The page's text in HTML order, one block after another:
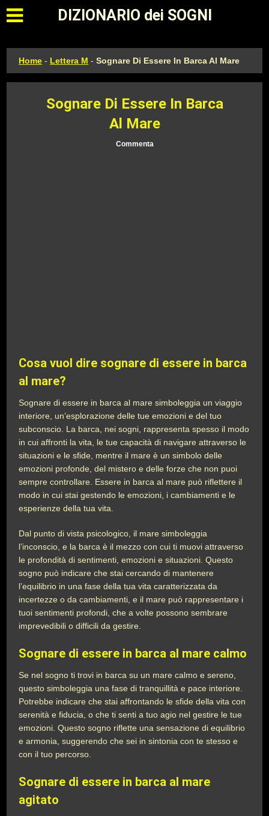
Apri il menu principale
DIZIONARIO dei SOGNI
Home - Lettera M -Sognare Di Essere In Barca Al Mare
Sognare Di Essere In Barca
Al Mare
Commenta
Cosa vuol dire sognare di essere in barca
al mare?
Sognare di essere in barca al mare simboleggia un viaggio
interiore, un’esplorazione delle tue emozioni e del tuo
subconscio. La barca, nei sogni, rappresenta spesso il modo
in cui affronti la vita, le tue capacità di navigare attraverso le
situazioni e le sfide, mentre il mare è un simbolo delle
emozioni profonde, del mistero e delle forze che non puoi
sempre controllare. Essere in barca al mare può riflettere il
modo in cui stai gestendo le emozioni, i cambiamenti e le
esperienze della tua vita.
Dal punto di vista psicologico, il mare simboleggia
l’inconscio, e la barca è il mezzo con cui ti muovi attraverso
le profondità di sentimenti, emozioni e situazioni. Questo
sogno può indicare che stai cercando di mantenere
l’equilibrio in una fase della tua vita caratterizzata da
incertezze o da cambiamenti, e il mare può rappresentare i
tuoi sentimenti profondi, che a volte possono sembrare
imprevedibili o difficili da gestire.
Sognare di essere in barca al mare calmo
Se nel sogno ti trovi in barca su un mare calmo e sereno,
questo simboleggia una fase di tranquillità e pace interiore.
Potrebbe indicare che stai affrontando le sfide della vita con
serenità e fiducia, o che ti senti a tuo agio nel gestire le tue
emozioni. Questo sogno riflette una sensazione di equilibrio
e armonia, suggerendo che sei in sintonia con te stesso e
con il tuo percorso.
Sognare di essere in barca al mare
agitato